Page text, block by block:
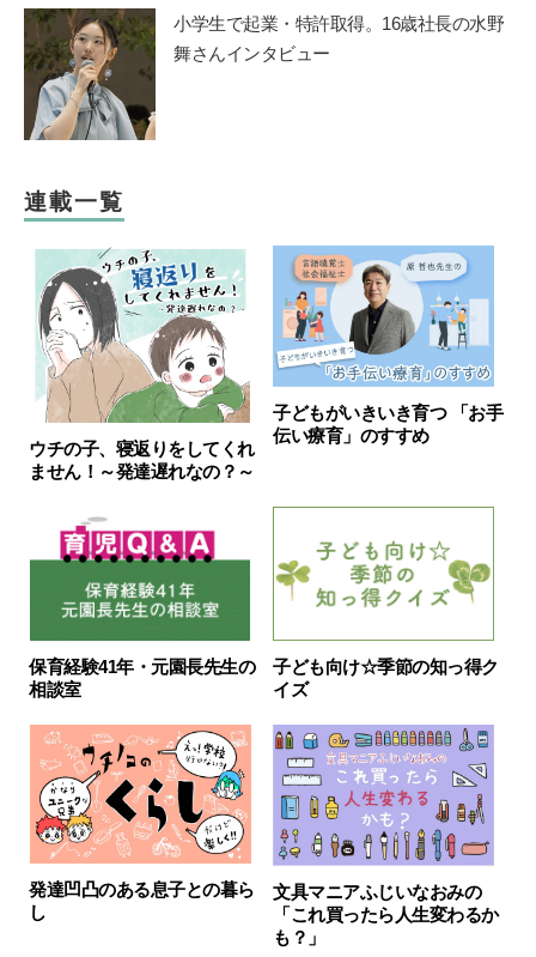
小学生で起業・特許取得。16歳社長の水野
舞さんインタビュー
連載一覧
ウチの子、寝返りをしてくれ
ません！～発達遅れなの？～
子どもがいきいき育つ 「お手
伝い療育」のすすめ
保育経験41年・元園長先生の
相談室
子ども向け☆季節の知っ得ク
イズ
発達凹凸のある息子との暮ら
し
文具マニアふじいなおみの
「これ買ったら人生変わるか
も？」